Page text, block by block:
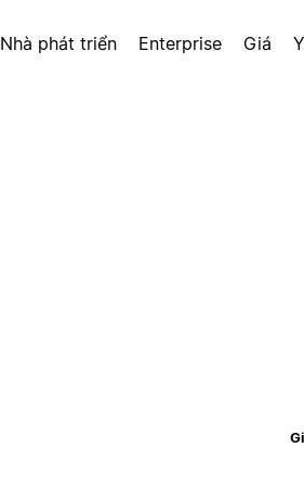
Nhà phát triển Enterprise Giá